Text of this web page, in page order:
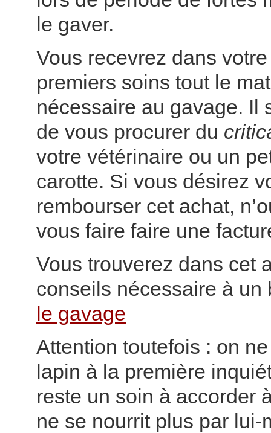
le gaver.
Vous recevrez dans
premiers soins tout le
nécessaire au gavage. Il
de vous procurer du
votre vétérinaire ou un
carotte. Si vous désirez
rembourser cet achat,
vous faire faire une
Vous trouverez dans cet
conseils nécessaire à un
le gavage
Attention toutefois : on
lapin à la première
reste un soin à accorder
ne se nourrit plus par lui-